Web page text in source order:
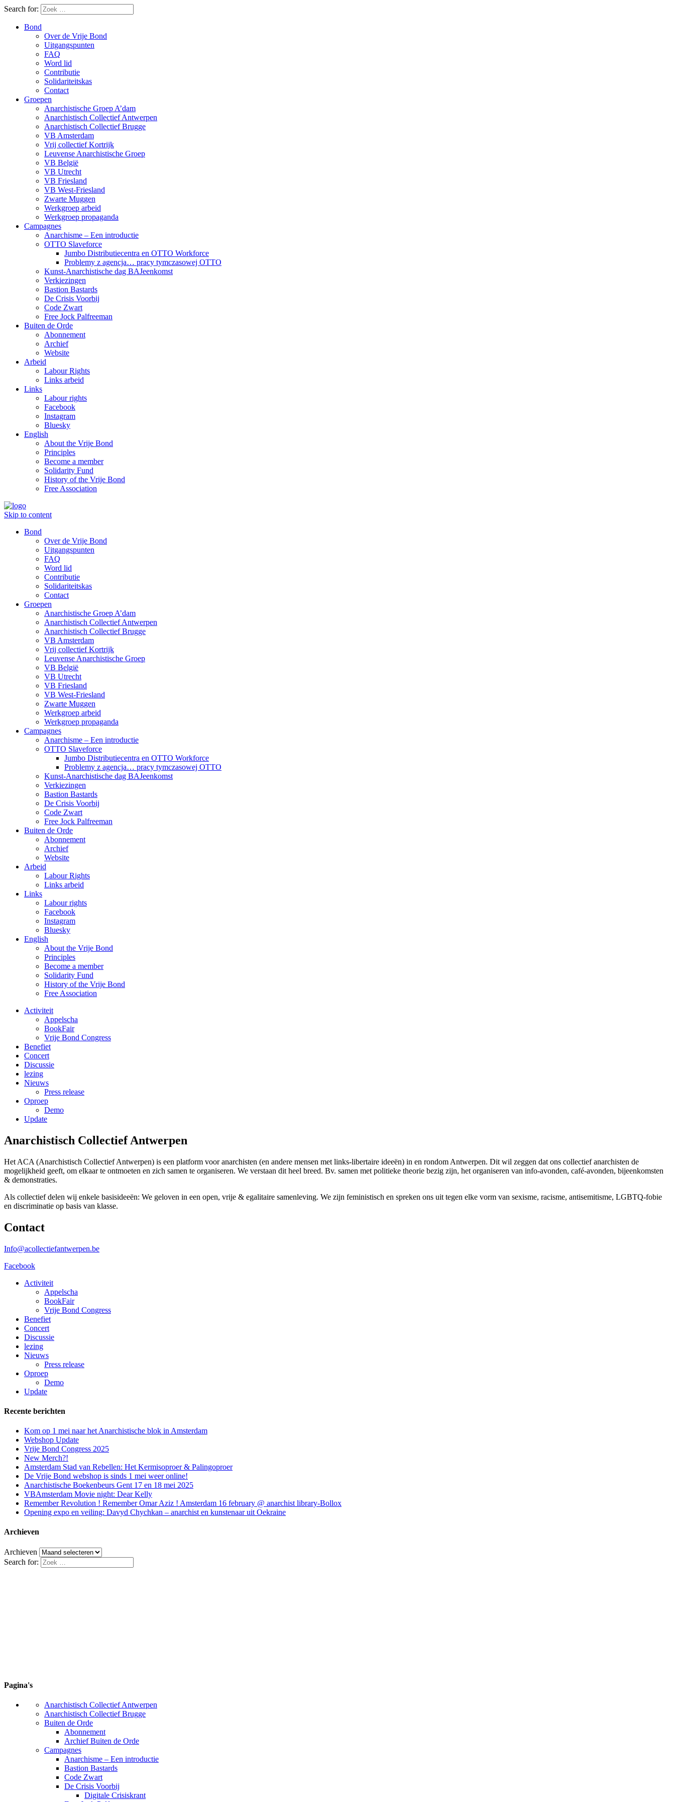
Search for:
Bond
Over de Vrije Bond
Uitgangspunten
FAQ
Word lid
Contributie
Solidariteitskas
Contact
Groepen
Anarchistische Groep A’dam
Anarchistisch Collectief Antwerpen
Anarchistisch Collectief Brugge
VB Amsterdam
Vrij collectief Kortrijk
Leuvense Anarchistische Groep
VB België
VB Utrecht
VB Friesland
VB West-Friesland
Zwarte Muggen
Werkgroep arbeid
Werkgroep propaganda
Campagnes
Anarchisme – Een introductie
OTTO Slaveforce
Jumbo Distributiecentra en OTTO Workforce
Problemy z agencja… pracy tymczasowej OTTO
Kunst-Anarchistische dag BAJeenkomst
Verkiezingen
Bastion Bastards
De Crisis Voorbij
Code Zwart
Free Jock Palfreeman
Buiten de Orde
Abonnement
Archief
Website
Arbeid
Labour Rights
Links arbeid
Links
Labour rights
Facebook
Instagram
Bluesky
English
About the Vrije Bond
Principles
Become a member
Solidarity Fund
History of the Vrije Bond
Free Association
Skip to content
Bond
Over de Vrije Bond
Uitgangspunten
FAQ
Word lid
Contributie
Solidariteitskas
Contact
Groepen
Anarchistische Groep A’dam
Anarchistisch Collectief Antwerpen
Anarchistisch Collectief Brugge
VB Amsterdam
Vrij collectief Kortrijk
Leuvense Anarchistische Groep
VB België
VB Utrecht
VB Friesland
VB West-Friesland
Zwarte Muggen
Werkgroep arbeid
Werkgroep propaganda
Campagnes
Anarchisme – Een introductie
OTTO Slaveforce
Jumbo Distributiecentra en OTTO Workforce
Problemy z agencja… pracy tymczasowej OTTO
Kunst-Anarchistische dag BAJeenkomst
Verkiezingen
Bastion Bastards
De Crisis Voorbij
Code Zwart
Free Jock Palfreeman
Buiten de Orde
Abonnement
Archief
Website
Arbeid
Labour Rights
Links arbeid
Links
Labour rights
Facebook
Instagram
Bluesky
English
About the Vrije Bond
Principles
Become a member
Solidarity Fund
History of the Vrije Bond
Free Association
Activiteit
Appelscha
BookFair
Vrije Bond Congress
Benefiet
Concert
Discussie
lezing
Nieuws
Press release
Oproep
Demo
Update
Anarchistisch Collectief Antwerpen
Het ACA (Anarchistisch Collectief Antwerpen) is een platform voor anarchisten (en andere mensen met links-libertaire ideeën) in en rondom Antwerpen. Dit wil zeggen dat ons collectief anarchisten de
mogelijkheid geeft, om elkaar te ontmoeten en zich samen te organiseren. We verstaan dit heel breed. Bv. samen met politieke theorie bezig zijn, het organiseren van info-avonden, café-avonden, bijeenkomsten
& demonstraties.
Als collectief delen wij enkele basisideeën: We geloven in een open, vrije & egalitaire samenleving. We zijn feministisch en spreken ons uit tegen elke vorm van sexisme, racisme, antisemitisme, LGBTQ-fobie
en discriminatie op basis van klasse.
Contact
Info@acollectiefantwerpen.be
Facebook
Activiteit
Appelscha
BookFair
Vrije Bond Congress
Benefiet
Concert
Discussie
lezing
Nieuws
Press release
Oproep
Demo
Update
Recente berichten
Kom op 1 mei naar het Anarchistische blok in Amsterdam
Webshop Update
Vrije Bond Congress 2025
New Merch?!
Amsterdam Stad van Rebellen: Het Kermisoproer & Palingoproer
De Vrije Bond webshop is sinds 1 mei weer online!
Anarchistische Boekenbeurs Gent 17 en 18 mei 2025
VBAmsterdam Movie night: Dear Kelly
Remember Revolution ! Remember Omar Aziz ! Amsterdam 16 february @ anarchist library-Bollox
Opening expo en veiling: Davyd Chychkan – anarchist en kunstenaar uit Oekraine
Archieven
Archieven
Search for:
Pagina's
Anarchistisch Collectief Antwerpen
Anarchistisch Collectief Brugge
Buiten de Orde
Abonnement
Archief Buiten de Orde
Campagnes
Anarchisme – Een introductie
Bastion Bastards
Code Zwart
De Crisis Voorbij
Digitale Crisiskrant